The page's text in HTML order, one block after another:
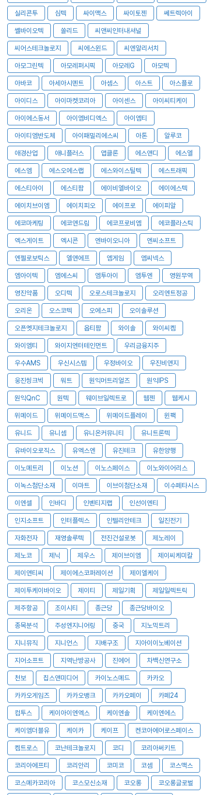
실리콘투 심텍 싸이맥스 싸이토젠 쎄트렉아이
쎌바이오텍 쏠리드 씨앤씨인터내셔널
씨어스테크놀로지 씨에스윈드 씨엔알리서치
아모그린텍 아모레퍼시픽 아모레G 아모텍
아바코 아세아시멘트 아셈스 아스트 아스플로
아이디스 아이마켓코리아 아이센스 아이씨티케이
아이에스동서 아이엠비디엑스 아이엠티
아이티엠반도체 아이패밀리에스씨 아톤 알루코
애경산업 애니플러스 앱클론 에스앤디 에스엘
에스엠 에스오에스랩 에스와이스틸텍 에스트래픽
에스티아이 에스티팜 에이비엘바이오 에이에스텍
에이치브이엠 에이치피오 에이프로 에이피알
에코마케팅 에코앤드림 에코프로비엠 에코플라스틱
엑스게이트 엑시콘 엔바이오니아 엔씨소프트
엔젤로보틱스 엘앤에프 엠게임 엠씨넥스
엠아이텍 엠에스씨 엠투아이 엠투엔 영원무역
영진약품 오디텍 오로스테크놀로지 오리엔트정공
오리온 오스코텍 오에스피 오이솔루션
오픈엣지테크놀로지 옵티팜 와이솔 와이씨켐
와이엠티 와이지엔터테인먼트 우리금융지주
우수AMS 우신시스템 우정바이오 우진비앤지
웅진씽크빅 워트 원익머트리얼즈 원익IPS
원익QnC 원텍 웨이브일렉트로 웹젠 웹케시
위메이드 위메이드맥스 위메이드플레이 윈팩
유니드 유니셈 유니온커뮤니티 유니트론텍
유바이오로직스 유엑스엔 유진테크 유한양행
이노메트리 이노션 이노스페이스 이노와이어리스
이녹스첨단소재 이마트 이브이첨단소재 이수페타시스
이엔셀 인바디 인벤티지랩 인선이엔티
인지소프트 인터플렉스 인텔리안테크 일진전기
자화전자 재영솔루텍 전진건설로봇 제노레이
제노코 제닉 제우스 제이브이엠 제이씨케미칼
제이앤티씨 제이에스코퍼레이션 제이엘케이
제이투케이바이오 제이티 제일기획 제일일렉트릭
제주항공 조이시티 종근당 종근당바이오
종목분석 주성엔지니어링 중국 지노믹트리
지니뮤직 지니언스 지배구조 지아이이노베이션
지어소프트 지역난방공사 진에어 차백신연구소
천보 칩스앤미디어 카이노스메드 카카오
카카오게임즈 카카오뱅크 카카오페이 카페24
컴투스 케이아이엔엑스 케이엔솔 케이엔에스
케이엠더블유 케이카 케이프 켄코아에어로스페이스
켐트로스 코난테크놀로지 코디 코리아써키트
코리아에프티 코리안리 코미코 코셈 코스맥스
코스메카코리아 코스모신소재 코오롱 코오롱글로벌